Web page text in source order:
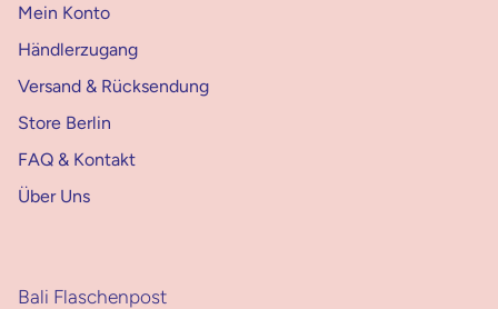
Mein Konto
Händlerzugang
Versand & Rücksendung
Store Berlin
FAQ & Kontakt
Über Uns
Bali Flaschenpost